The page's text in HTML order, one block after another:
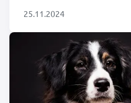
25.11.2024